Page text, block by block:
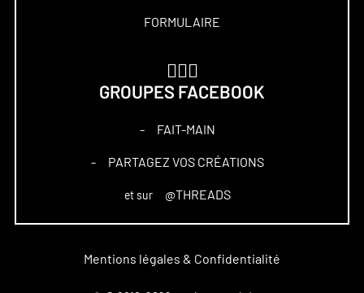
FORMULAIRE
GROUPES FACEBOOK
– FAIT-MAIN
– PARTAGEZ VOS CRÉATIONS
et sur @THREADS
Mentions légales & Confidentialité